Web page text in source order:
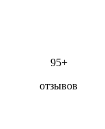
95+
отзывов